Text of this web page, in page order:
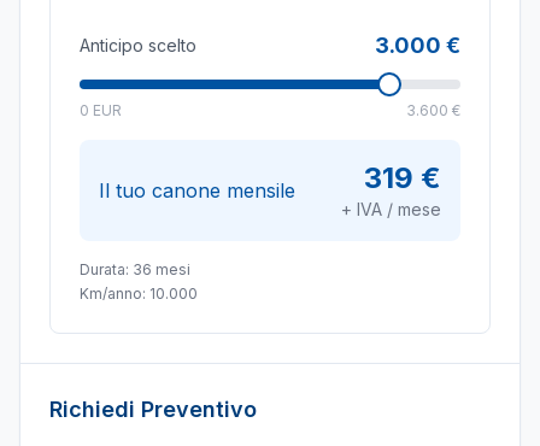
Anticipo scelto 3.000 €
0 EUR 3.600 €
Il tuo canone mensile 319 €
+ IVA / mese
Durata: 36 mesi
Km/anno: 10.000
Richiedi Preventivo